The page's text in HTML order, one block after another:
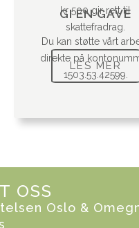
GI EN GAVE
Du kan støtte vårt
direkte på
1503.53.42599.
kr 500 gir rett til
skattefradrag.
LES MER
OSS
Oslo &